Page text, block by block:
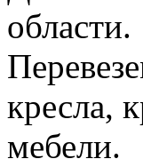
области.
кресла,
мебели.